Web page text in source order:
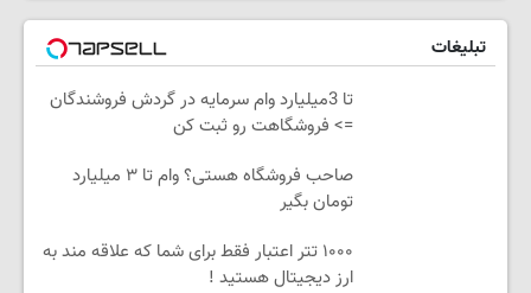
تبلیغات
تا 3میلیارد وام سرمایه در گردش فروشندگان
=> فروشگاهت رو ثبت کن
صاحب فروشگاه هستی؟ وام تا ۳ میلیارد
تومان بگیر
۱۰۰۰ تتر اعتبار فقط برای شما که علاقه مند به
ارز دیجیتال هستید !